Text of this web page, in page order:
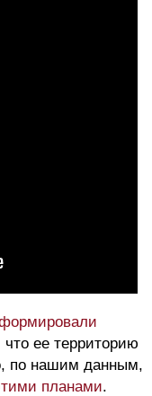
ее территорию
по нашим данным,
планами.